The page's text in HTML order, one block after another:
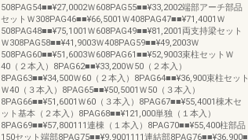
508PAG54■■¥27,0002Ｗ608PAG55■■¥33,2002端部アーチ部品
セットＷ308PAG46■■¥66,5001Ｗ408PAG47■■¥71,4001Ｗ
508PAG48■■¥75,1001Ｗ608PAG49■■¥81,2001両支持梁セット
Ｗ308PAG58■■¥41,9003Ｗ408PAG59■■¥49,2003Ｗ
508PAG60■■¥51,6003Ｗ608PAG61■■¥52,9003束柱セットＷ
40（２本入）8PAG62■■¥33,200Ｗ50（２本入）
8PAG63■■¥34,500Ｗ60（２本入）8PAG64■■¥36,900束柱セット
Ｗ40（３本入）8PAG65■■¥50,5001Ｗ50（３本入）
8PAG66■■¥51,6001Ｗ60（３本入）8PAG67■■¥55,4001棟木セ
ット基本（２本入）8PAG68■■¥121,000単独（１本入）
8PAG69■■¥57,800111連棟（１本入）8PAG70■■¥55,400柱部品
150セット端部8PAG75■■¥9,9001111連結部8PAG76■■¥36,900■